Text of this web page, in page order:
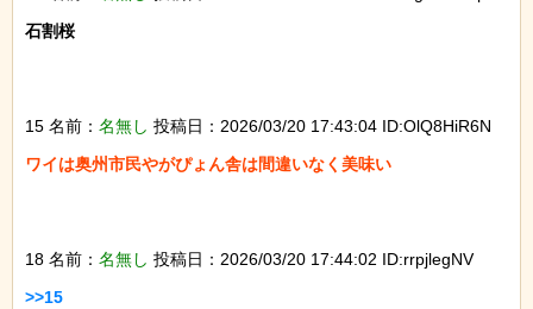
石割桜
15 名前： 名無し 投稿日：2026/03/20 17:43:04 ID:OlQ8HiR6N
ワイは奥州市民やがぴょん舎は間違いなく美味い
18 名前： 名無し 投稿日：2026/03/20 17:44:02 ID:rrpjlegNV
>>15